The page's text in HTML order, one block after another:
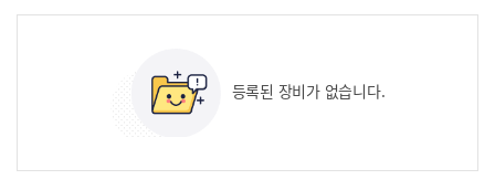
등록된 장비가 없습니다.